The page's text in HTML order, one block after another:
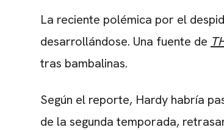
La reciente polémica por el
desarrollándose. Una fuente de
tras bambalinas.
Según el reporte, Hardy habría
de la segunda temporada,